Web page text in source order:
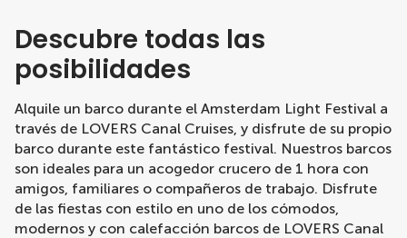
Descubre todas las
posibilidades
Alquile un barco durante el Amsterdam Light Festival a
través de LOVERS Canal Cruises, y disfrute de su propio
barco durante este fantástico festival. Nuestros barcos
son ideales para un acogedor crucero de 1 hora con
amigos, familiares o compañeros de trabajo. Disfrute
de las fiestas con estilo en uno de los cómodos,
modernos y con calefacción barcos de LOVERS Canal